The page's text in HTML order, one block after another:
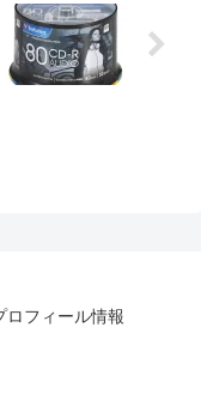
ロフィール情報